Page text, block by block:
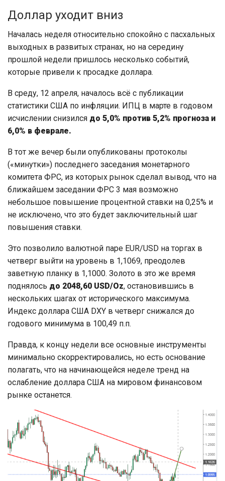
Доллар уходит вниз
Началась неделя относительно спокойно с пасхальных
выходных в развитых странах, но на середину
прошлой недели пришлось несколько событий,
которые привели к просадке доллара.
В среду, 12 апреля, началось всё с публикации
статистики США по инфляции. ИПЦ в марте в годовом
исчислении снизился до 5,0% против 5,2% прогноза и
6,0% в феврале.
В тот же вечер были опубликованы протоколы
(«минутки») последнего заседания монетарного
комитета ФРС, из которых рынок сделал вывод, что на
ближайшем заседании ФРС 3 мая возможно
небольшое повышение процентной ставки на 0,25% и
не исключено, что это будет заключительный шаг
повышения ставки.
Это позволило валютной паре EUR/USD на торгах в
четверг выйти на уровень в 1,1069, преодолев
заветную планку в 1,1000. Золото в это же время
поднялось до 2048,60 USD/Oz, остановившись в
нескольких шагах от исторического максимума.
Индекс доллара США DXY в четверг снижался до
годового минимума в 100,49 п.п.
Правда, к концу недели все основные инструменты
минимально скорректировались, но есть основание
полагать, что на начинающейся неделе тренд на
ослабление доллара США на мировом финансовом
рынке останется.